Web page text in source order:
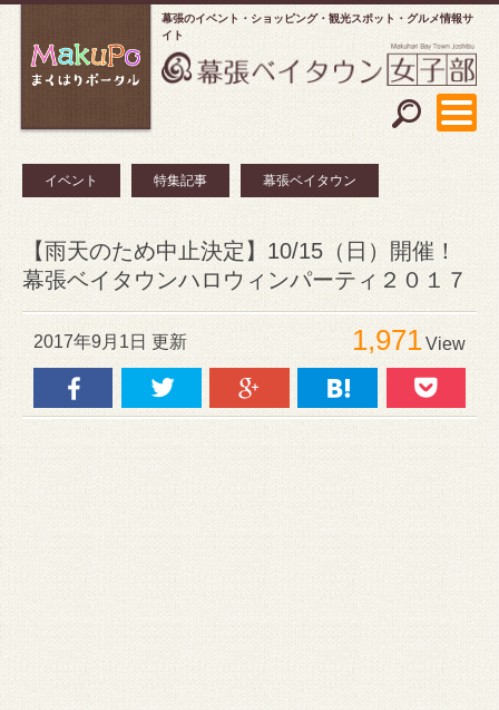
幕張のイベント・ショッピング
観光スポット・グルメ情報サ
イト
イベント 特集記事 幕張ベイタウン
【雨天のため中止決定】10/15（日）開催！
幕張ベイタウンハロウィンパーティ２０１７
2017年9月1日 更新 1,971View